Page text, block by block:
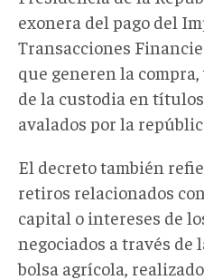
exonera del pago del
Transacciones
que generen la
de la custodia en
avalados por la
El decreto también
retiros relacionados
capital o intereses de
negociados a través de
bolsa agrícola,